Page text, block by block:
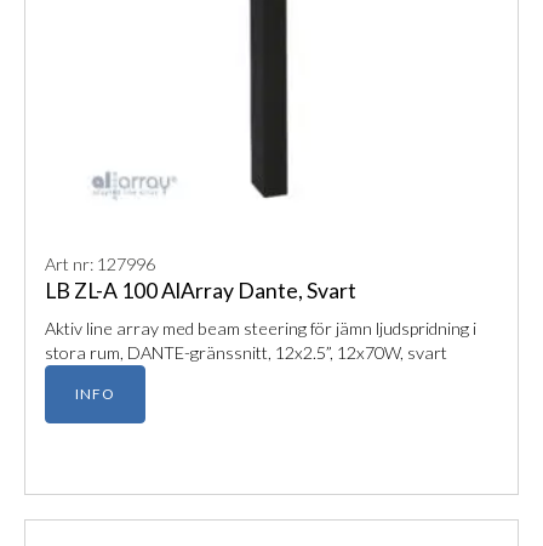
Art nr: 127996
LB ZL-A 100 AlArray Dante, Svart
Aktiv line array med beam steering för jämn ljudspridning i
stora rum, DANTE-gränssnitt, 12x2.5”, 12x70W, svart
INFO